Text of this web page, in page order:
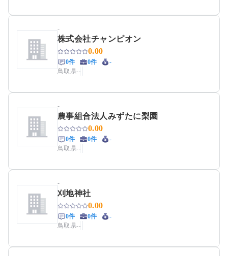
-
株式会社チャンピオン
0.00
0件 0件
-
鳥取県--
-
農事組合法人みずたに梨園
0.00
0件 0件
-
鳥取県--
-
刈地神社
0.00
0件 0件
-
鳥取県--